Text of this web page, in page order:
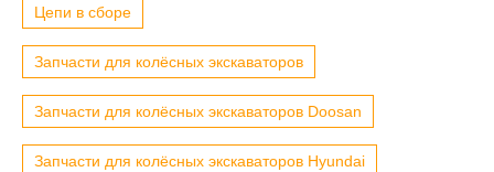
Цепи в сборе
Запчасти для колёсных экскаваторов
Запчасти для колёсных экскаваторов Doosan
Запчасти для колёсных экскаваторов Hyundai